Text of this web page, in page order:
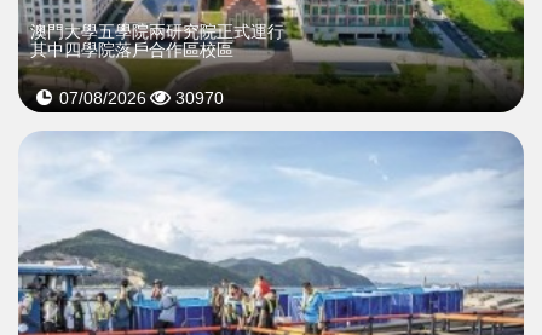
澳門大學五學院兩研究院正式運行
其中四學院落戶合作區校區
07/08/2026 30970